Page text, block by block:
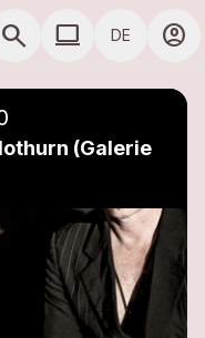
search COMPUTER
computer DE account_circle
(Galerie
close